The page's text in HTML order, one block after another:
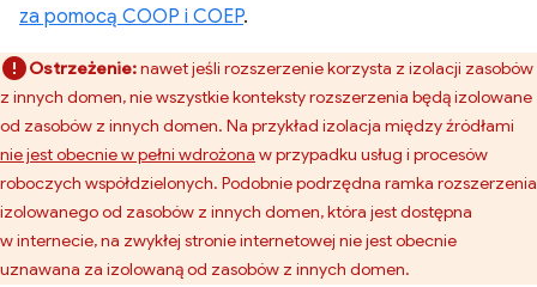
za pomocą COOP i COEP.
Ostrzeżenie:nawet jeśli rozszerzenie korzysta z izolacji zasobów
z innych domen, nie wszystkie konteksty rozszerzenia będą izolowane
od zasobów z innych domen. Na przykład izolacja między źródłami
nie jest obecnie w pełni wdrożona w przypadku usług i procesów
roboczych współdzielonych. Podobnie podrzędna ramka rozszerzenia
izolowanego od zasobów z innych domen, która jest dostępna
w internecie, na zwykłej stronie internetowej nie jest obecnie
uznawana za izolowaną od zasobów z innych domen.